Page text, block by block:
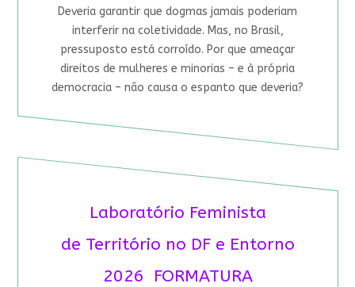
Deveria garantir que dogmas jamais poderiam
interferir na coletividade. Mas, no Brasil,
pressuposto está corroído. Por que ameaçar
direitos de mulheres e minorias – e à própria
democracia – não causa o espanto que deveria?
Laboratório Feminista
de Território no DF e Entorno
2026 FORMATURA